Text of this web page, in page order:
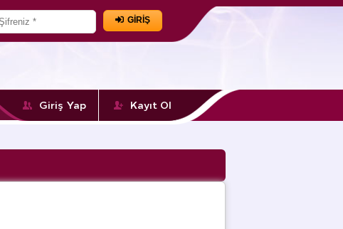
GİRİŞ
Giriş Yap Kayıt Ol